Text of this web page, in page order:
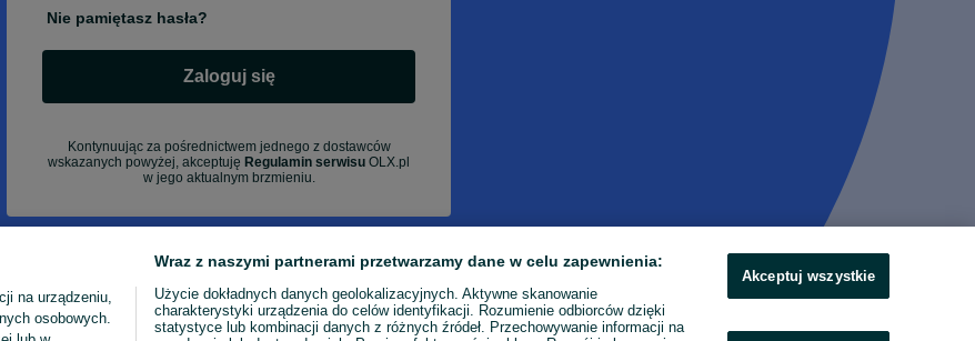
Nie pamiętasz hasła?
Zaloguj się
Kontynuując za pośrednictwem jednego z dostawców
wskazanych powyżej, akceptuję Regulamin serwisu OLX.pl
w jego aktualnym brzmieniu.
na urządzeniu,
osobowych.
Wraz z naszymi partnerami przetwarzamy dane w celu zapewnienia:
Użycie dokładnych danych geolokalizacyjnych. Aktywne skanowanie
charakterystyki urządzenia do celów identyfikacji. Rozumienie odbiorców dzięki
statystyce lub kombinacji danych z różnych źródeł. Przechowywanie informacji na
Akceptuj wszystkie